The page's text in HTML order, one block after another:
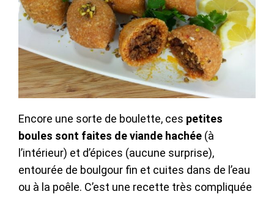
Encore une sorte de boulette, ces petites
boules sont faites de viande hachée (à
l’intérieur) et d’épices (aucune surprise),
entourée de boulgour fin et cuites dans de l’eau
ou à la poêle. C’est une recette très compliquée